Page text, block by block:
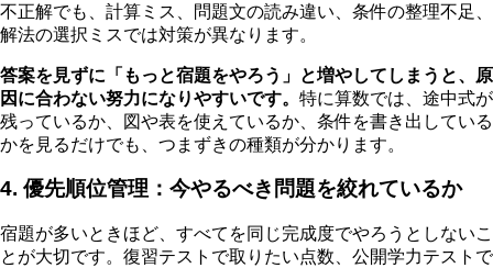
不正解でも、計算ミス、問題文の読み違い、条件の整理不足、
解法の選択ミスでは対策が異なります。
答案を見ずに「もっと宿題をやろう」と増やしてしまうと、原
因に合わない努力になりやすいです。 特に算数では、途中式が
残っているか、図や表を使えているか、条件を書き出している
かを見るだけでも、つまずきの種類が分かります。
4. 優先順位管理：今やるべき問題を絞れているか
宿題が多いときほど、すべてを同じ完成度でやろうとしないこ
とが大切です。復習テストで取りたい点数、公開学力テストで